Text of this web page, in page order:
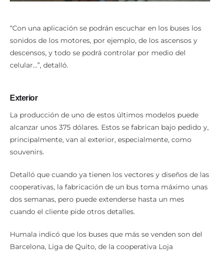
“Con una aplicación se podrán escuchar en los buses los
sonidos de los motores, por ejemplo, de los ascensos y
descensos, y todo se podrá controlar por medio del
celular…”, detalló.
Exterior
La producción de uno de estos últimos modelos puede
alcanzar unos 375 dólares. Estos se fabrican bajo pedido y,
principalmente, van al exterior, especialmente, como
souvenirs.
Detalló que cuando ya tienen los vectores y diseños de las
cooperativas, la fabricación de un bus toma máximo unas
dos semanas, pero puede extenderse hasta un mes
cuando el cliente pide otros detalles.
Humala indicó que los buses que más se venden son del
Barcelona, Liga de Quito, de la cooperativa Loja